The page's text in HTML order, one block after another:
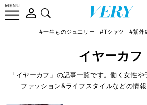
#一生ものジュエリー #Tシャツ #紫外
イヤーカフ
「イヤーカフ」の記事一覧です。働く女性
ファッション&ライフスタイルなどの情報